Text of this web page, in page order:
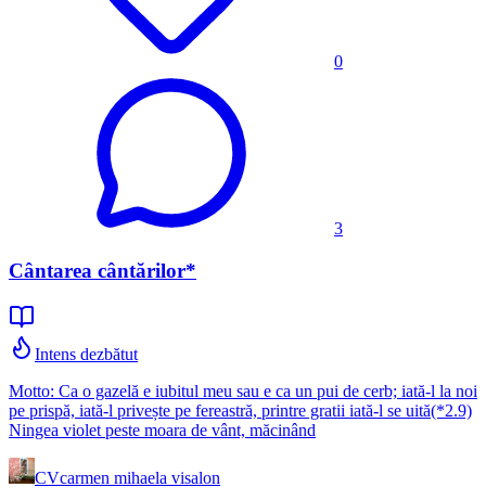
0
3
Cântarea cântărilor*
Intens dezbătut
Motto: Ca o gazelă e iubitul meu sau e ca un pui de cerb; iată-l la noi
pe prispă, iată-l privește pe fereastră, printre gratii iată-l se uită(*2.9)
Ningea violet peste moara de vânt, măcinând
CVcarmen mihaela visalon